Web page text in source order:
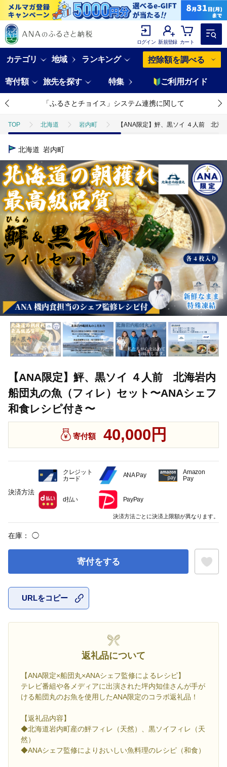
ログイン 新規登録 カート
カテゴリ 地域 ランキング 控除額を調べる
寄付額 旅先を探す 特集 ご利用ガイド
「ふるさとチョイス」システム連携に関して
TOP 北海道 岩内町 【ANA限定】鮃、黒ソイ ４人前 北海
北海道 岩内町
【ANA限定】鮃、黒ソイ ４人前 北海岩内
船団丸の魚（フィレ）セット〜ANAシェフ
和食レシピ付き〜
寄付額 40,000円
在庫： ◯
寄付をする
URLをコピー
返礼品について
【ANA限定×船団丸×ANAシェフ監修によるレシピ】
テレビ番組や各メディアに出演された坪内知佳さんが手が
ける船団丸のお魚を使用したANA限定のコラボ返礼品！
【返礼品内容】
◆北海道岩内町産の鮃フィレ（天然）、黒ソイフィレ（天
然）
◆ANAシェフ監修によりおいしい魚料理のレシピ（和食）
決済方法
クレジット
カード
ANA Pay
Amazon
Pay
d払い PayPay
決済方法ごとに決済上限額が異なります。